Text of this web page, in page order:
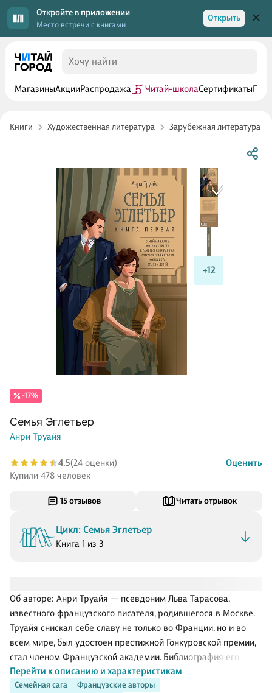
Откройте в приложении
Место встречи с книгами
Открыть
МагазиныАкцииРаспродажа Читай-школаСертификаты
Книги Художественная литература Зарубежная литература
+12
15 отзывов Читать отрывок
Цикл: Семья Эглетьер
Книга 1 из 3
Семейная сага
Французские авторы
Об авторе: Анри Труайя — псевдоним Льва Тарасова,
известного французского писателя, родившегося в Москве.
Труайя снискал себе славу не только во Франции, но и во
всем мире, был удостоен престижной Гонкуровской премии,
стал членом Французской академии. Библиография его
обширна: исторические романы, повести, рассказы, эссе,
биографии, в том числе Ги де Мопассана, Эмиля Золя, Оноре
Перейти к описанию и характеристикам
-17%
Семья Эглетьер
Анри Труайя
4.5(24 оценки)
Оценить
Купили 478 человек